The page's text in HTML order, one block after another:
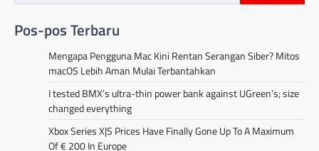
Pos-pos Terbaru
Mengapa Pengguna Mac Kini Rentan Serangan Siber? Mitos
macOS Lebih Aman Mulai Terbantahkan
I tested BMX’s ultra-thin power bank against UGreen’s; size
changed everything
Xbox Series X|S Prices Have Finally Gone Up To A Maximum
Of € 200 In Europe